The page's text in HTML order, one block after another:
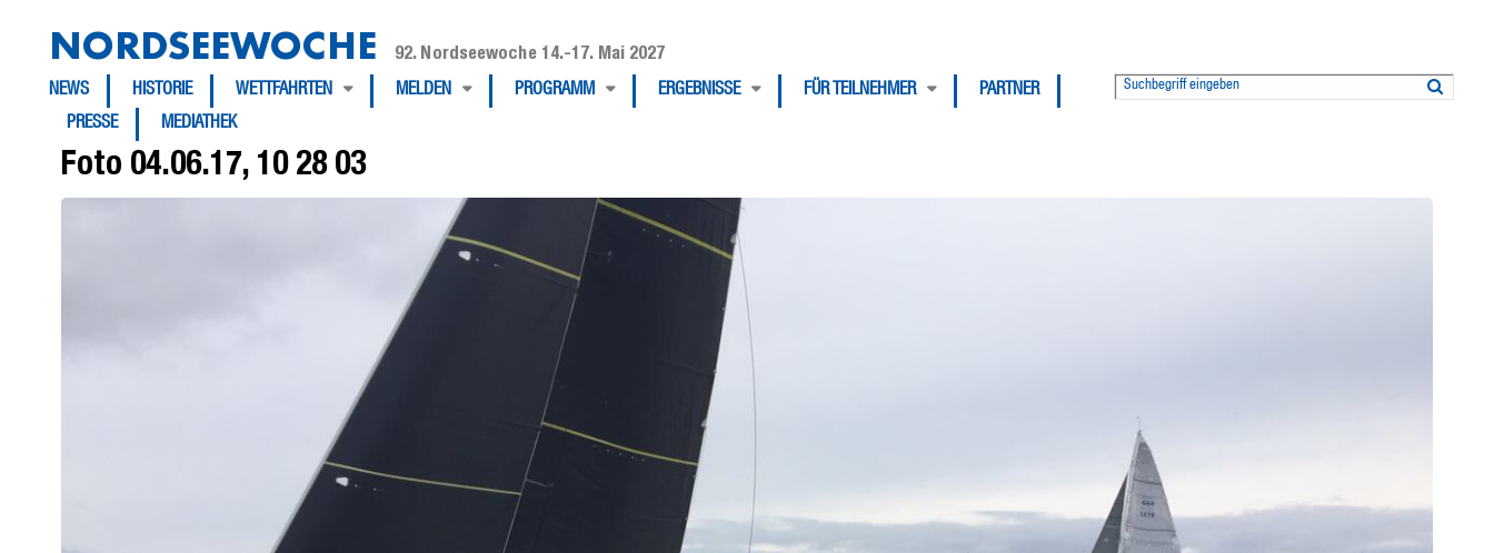
NORDSEEWOCHE
92. Nordseewoche 14.-17. Mai 2027
NEWS
HISTORIE WETTFAHRTEN MELDEN PROGRAMM ERGEBNISSE FÜR TEILNEHMER
PARTNER
PRESSE
MEDIATHEK
Foto 04.06.17, 10 28 03